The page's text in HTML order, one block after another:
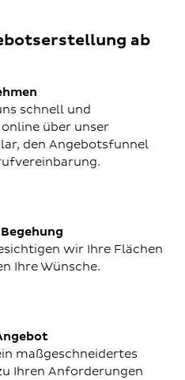
ab
schnell und
über unser
den Angebotsfunnel
wir Ihre Flächen
Ihre Wünsche.
maßgeschneidertes
Ihren Anforderungen